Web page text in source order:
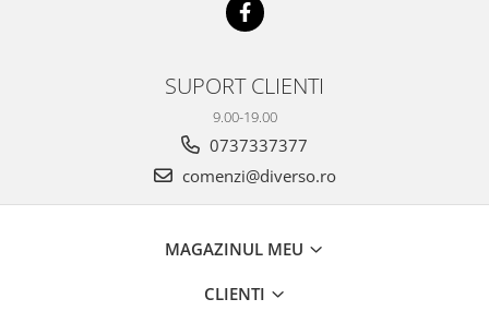
SUPORT CLIENTI
9.00-19.00
0737337377
comenzi@diverso.ro
MAGAZINUL MEU
CLIENTI